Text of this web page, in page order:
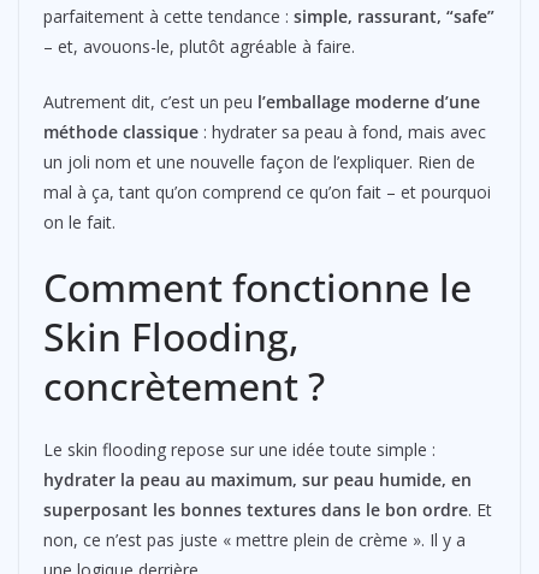
parfaitement à cette tendance : simple, rassurant, “safe”
– et, avouons-le, plutôt agréable à faire.
Autrement dit, c’est un peu l’emballage moderne d’une
méthode classique : hydrater sa peau à fond, mais avec
un joli nom et une nouvelle façon de l’expliquer. Rien de
mal à ça, tant qu’on comprend ce qu’on fait – et pourquoi
on le fait.
Comment fonctionne le
Skin Flooding,
concrètement ?
Le skin flooding repose sur une idée toute simple :
hydrater la peau au maximum, sur peau humide, en
superposant les bonnes textures dans le bon ordre. Et
non, ce n’est pas juste « mettre plein de crème ». Il y a